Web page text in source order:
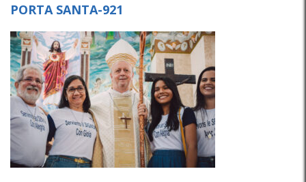
PORTA SANTA-921